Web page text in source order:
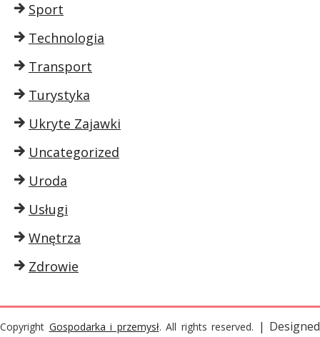
Sport
Technologia
Transport
Turystyka
Ukryte Zajawki
Uncategorized
Uroda
Usługi
Wnętrza
Zdrowie
Copyright Gospodarka i przemysł. All rights reserved. | Designed